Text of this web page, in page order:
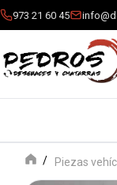
973 21 60 45
Piezas